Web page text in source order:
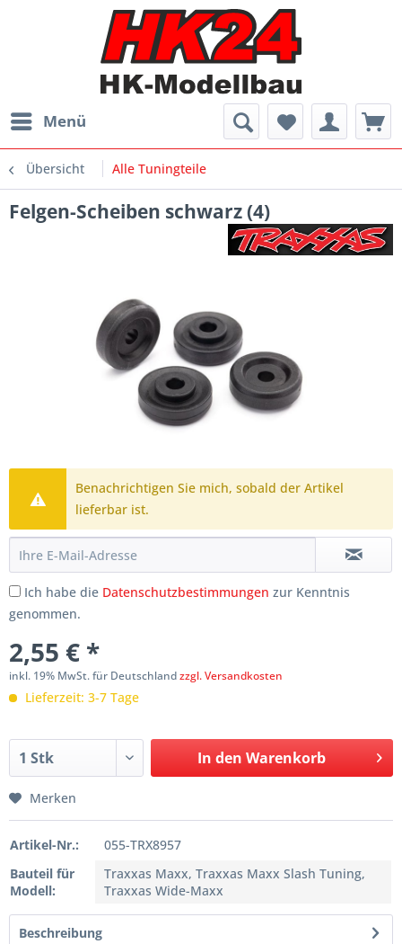
Menü
Übersicht Alle Tuningteile
Felgen-Scheiben schwarz (4)
Benachrichtigen Sie mich, sobald der Artikel
lieferbar ist.
Ich habe die Datenschutzbestimmungen zur Kenntnis
genommen.
2,55 € *
inkl. 19% MwSt. für Deutschlandzzgl. Versandkosten
Lieferzeit: 3-7 Tage
In den Warenkorb
Merken
Artikel-Nr.:
055-TRX8957
Bauteil für
Modell:
Traxxas Maxx, Traxxas Maxx Slash Tuning,
Traxxas Wide-Maxx
Beschreibung